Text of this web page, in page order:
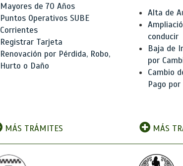
Mayores de 70 Años
Puntos Operativos SUBE
Corrientes
Registrar Tarjeta
Renovación por Pérdida, Robo,
Hurto o Daño
MÁS TRÁMITES
Alta de
conducir
Baja de
por
Cambio
Pago
MÁS